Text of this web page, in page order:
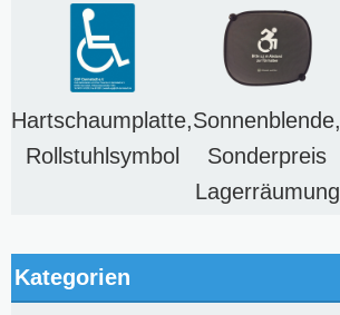
Hartschaumplatte,
Rollstuhlsymbol
Sonnenblende,
Sonderpreis
Lagerräumung
Kategorien